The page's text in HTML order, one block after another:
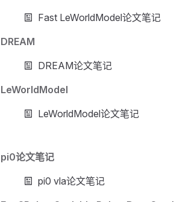
Fast LeWorldModel论文笔记
DREAM
DREAM论文笔记
LeWorldModel
LeWorldModel论文笔记
pi0论文笔记
pi0 vla论文笔记